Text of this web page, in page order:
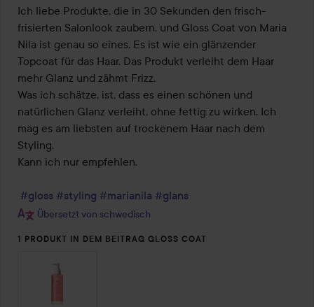
von
5
Ich liebe Produkte, die in 30 Sekunden den frisch-
frisierten Salonlook zaubern, und Gloss Coat von Maria
Nila ist genau so eines. Es ist wie ein glänzender
Topcoat für das Haar. Das Produkt verleiht dem Haar
mehr Glanz und zähmt Frizz.
Was ich schätze, ist, dass es einen schönen und
natürlichen Glanz verleiht, ohne fettig zu wirken. Ich
mag es am liebsten auf trockenem Haar nach dem
Styling.
Kann ich nur empfehlen.
#gloss #styling #marianila #glans
Übersetzt von schwedisch
1 PRODUKT IN DEM BEITRAG GLOSS COAT